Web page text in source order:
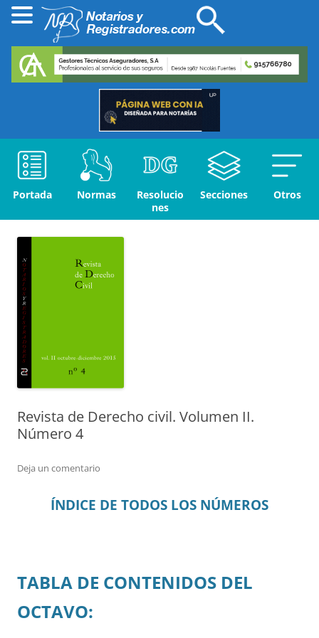
Portada Normas
Resolucio
nes
Secciones Otros
Revista de Derecho civil. Volumen II.
Número 4
Deja un comentario
ÍNDICE DE TODOS LOS NÚMEROS
TABLA DE CONTENIDOS DEL
OCTAVO: